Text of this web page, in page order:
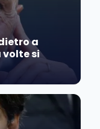
a
si